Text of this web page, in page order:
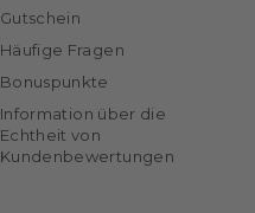
Gutschein
Häufige Fragen
Bonuspunkte
Information über die
Echtheit von
Kundenbewertungen